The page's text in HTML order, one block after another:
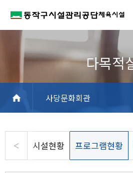
시설현황 프로그램현황
사당문화회관